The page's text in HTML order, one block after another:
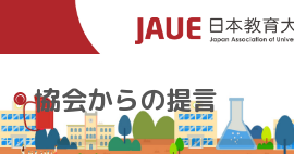
協会からの提言